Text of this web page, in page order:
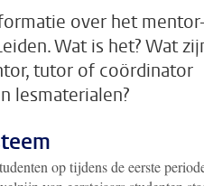
over het
Wat is het? Wat
tutor of coördinator
lesmaterialen?
op tijdens de eerste